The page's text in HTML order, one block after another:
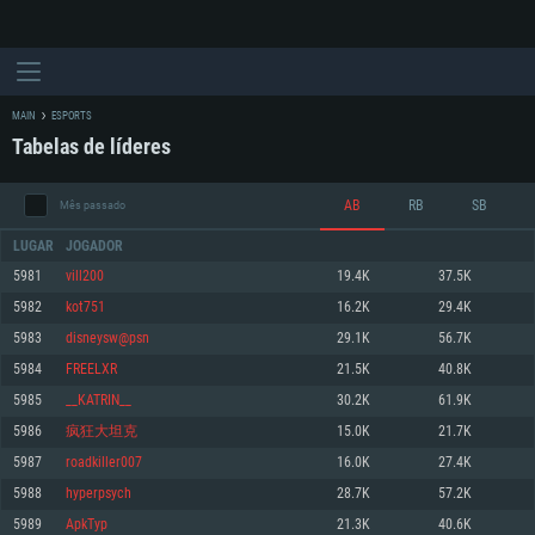
REQUERIMENTOS DE SISTEMA
Mínimo
Sistema Operativo: Windows 10 (64 bit)
Processador: Dual-Core 2.2 GHz
Mínimo
Sistema Operativo: Mac OS Big Sur 11.0 ou versão mais recente
Processador: Core i5 2.2GHz mínimo (Intel Xeon não suportado)
Mínimo
Sistema Operativo: Distribuições mais modernas do Linux de 64bit
Processador: Dual-Core 2.4 GHz
MAIN ESPORTS
Tabelas de líderes
Mês passado AB RB SB
LUGAR JOGADOR
5981 vill200 19.4K 37.5K
5982 kot751 16.2K 29.4K
5983 disneysw@psn 29.1K 56.7K
5984 FREELXR 21.5K 40.8K
5985 __KATRIN__ 30.2K 61.9K
5986 疯狂大坦克 15.0K 21.7K
5987 roadkiller007 16.0K 27.4K
5988 hyperpsych 28.7K 57.2K
5989 ApkTyp 21.3K 40.6K